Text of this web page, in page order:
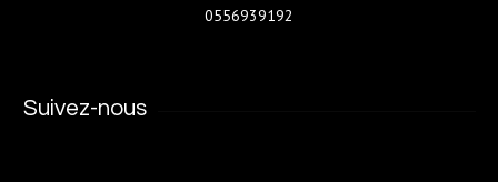
0556939192
Suivez-nous